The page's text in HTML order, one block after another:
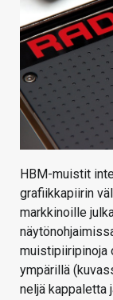
HAKU
HBM-muistit
grafiikkapiirin
markkinoille
muistipiiripinoja
ympärillä
neljä kappaletta